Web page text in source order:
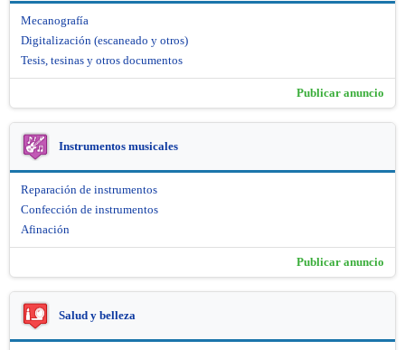
Mecanografía
Digitalización (escaneado y otros)
Tesis, tesinas y otros documentos
Publicar anuncio
Instrumentos musicales
Reparación de instrumentos
Confección de instrumentos
Afinación
Publicar anuncio
Salud y belleza